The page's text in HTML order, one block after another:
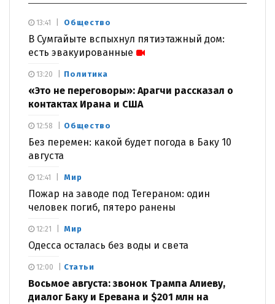
Общество
В Сумгайыте вспыхнул пятиэтажный дом:
есть эвакуированные
13:41
Политика
«Это не переговоры»: Арагчи рассказал о
контактах Ирана и США
13:20
Общество
Без перемен: какой будет погода в Баку 10
августа
12:58
Мир
Пожар на заводе под Тегераном: один
человек погиб, пятеро ранены
12:41
Мир
Одесса осталась без воды и света
12:21
Статьи
Восьмое августа: звонок Трампа Алиеву,
диалог Баку и Еревана и $201 млн на
12:00